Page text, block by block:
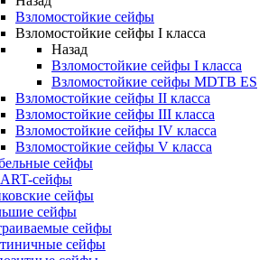
Взломостойкие сейфы
Взломостойкие сейфы I класса
Назад
Взломостойкие сейфы I класса
Взломостойкие сейфы MDTB ES
Взломостойкие сейфы II класса
Взломостойкие сейфы III класса
Взломостойкие сейфы IV класса
Взломостойкие сейфы V класса
сейфы
сейфы
сейфы
сейфы
сейфы
сейфы